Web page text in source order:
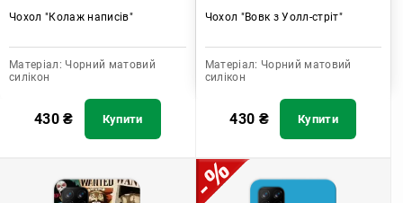
Чохол "Колаж написів"
Матеріал: Чорний матовий
силікон
430₴ Купити
Чохол "Вовк з Уолл-стріт"
Матеріал: Чорний матовий
силікон
430 ₴ Купити